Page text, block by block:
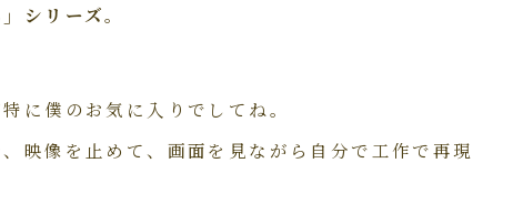
シリーズ。
に僕のお気に入りでしてね。
映像を止めて、画面を見ながら自分で工作で再現